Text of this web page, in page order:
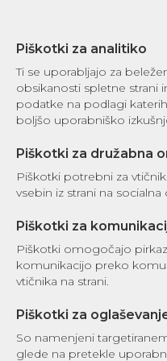
NADOMESTNI TOMOS
DELI, OPREMA - GOZD,
KATALOG REZERVNIH
TOMOS
DELI, OPREMA - GOZD,
Piškotki za analitiko
Ti se uporabljajo za
obsikanosti spletne strani
podatke na podlagi
boljšo uporabniško
Piškotki za družabna
Piškotki potrebni za
vsebin iz strani na socialna
Piškotki za
Piškotki omogočajo
komunikacijo preko
vtičnika na strani.
Piškotki za
So namenjeni
glede na pretekle